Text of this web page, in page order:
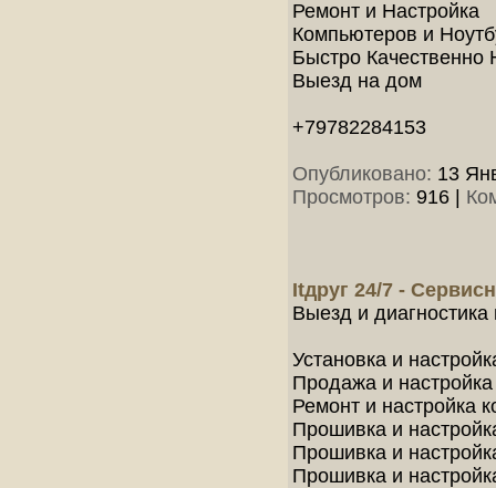
Ремонт и Настройка
Компьютеров и
Быстро Качественно
Выезд на дом
+79782284153
Опубликовано: 13
Просмотров: 916
Itдруг 24/7 -
Выезд и
Установка и
Продажа и
Ремонт и настройка
Прошивка и
Прошивка и
Прошивка и